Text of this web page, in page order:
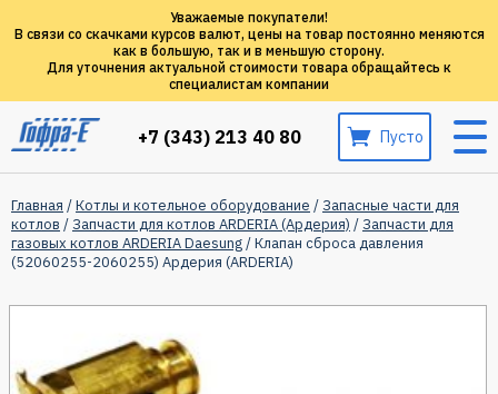
Уважаемые покупатели!
В связи со скачками курсов валют, цены на товар постоянно меняются
как в большую, так и в меньшую сторону.
Для уточнения актуальной стоимости товара обращайтесь к
специалистам компании
+7 (343) 213 40 80 Пусто
Главная /Котлы и котельное оборудование /Запасные части для
котлов /Запчасти для котлов ARDERIA (Ардерия) /Запчасти для
газовых котлов ARDERIA Daesung/ Клапан сброса давления
(52060255-2060255) Ардерия (ARDERIA)